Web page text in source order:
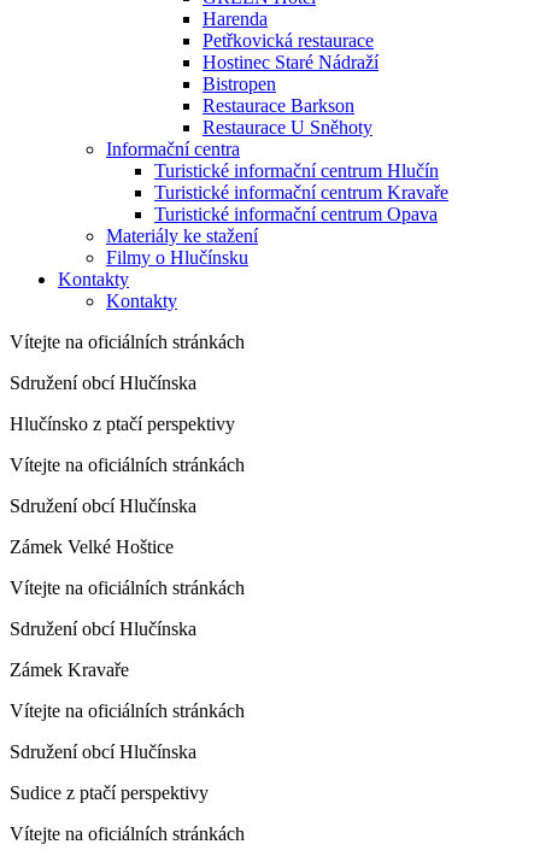
Harenda
Petřkovická restaurace
Hostinec Staré Nádraží
Bistropen
Restaurace Barkson
Restaurace U Sněhoty
Informační centra
Turistické informační centrum Hlučín
Turistické informační centrum Kravaře
Turistické informační centrum Opava
Materiály ke stažení
Filmy o Hlučínsku
Kontakty
Kontakty
Vítejte na oficiálních stránkách
Sdružení obcí Hlučínska
Hlučínsko z ptačí perspektivy
Vítejte na oficiálních stránkách
Sdružení obcí Hlučínska
Zámek Velké Hoštice
Vítejte na oficiálních stránkách
Sdružení obcí Hlučínska
Zámek Kravaře
Vítejte na oficiálních stránkách
Sdružení obcí Hlučínska
Sudice z ptačí perspektivy
Vítejte na oficiálních stránkách